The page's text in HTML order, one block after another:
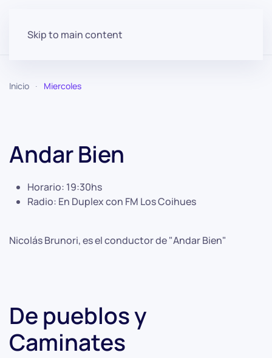
Skip to main content
Inicio Miercoles
Andar Bien
Horario: 19:30hs
Radio: En Duplex con FM Los Coihues
Nicolás Brunori, es el conductor de "Andar Bien"
De pueblos y
Caminates